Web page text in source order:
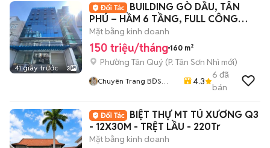
41 giây trước 3
BUILDING GÒ DẦU, TÂN
PHÚ – HẦM 6 TẦNG, FULL CÔNG
NĂNG
Mặt bằng kinh doanh
150 triệu/tháng 160 m²
Phường Tân Quý (P. Tân Sơn Nhì mới)
Chuyên Trang BĐS
4.3
6 đã
bán
BIỆT THỰ MT TÚ XƯƠNG Q3
- 12X30M - TRỆT LẦU - 220Tr
Mặt bằng kinh doanh